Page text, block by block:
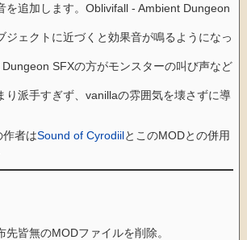
を追加します。Oblivifall - Ambient Dungeon
ジェクトに近づくと効果音が鳴るようになっ
SFXの方がモンスターの叫び声など
り派手すぎず、vanillaの雰囲気を壊さずに導
作者はSound of CyrodiilとこのMODとの併用
先皆無のMODファイルを削除。